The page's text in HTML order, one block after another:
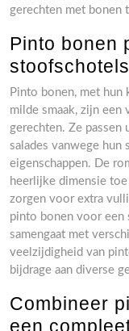
gerechten met bonen
Pinto bonen
Pinto bonen, met
milde smaak, zijn
gerechten. Ze
salades vanwege hun
eigenschappen. De
heerlijke dimensie
zorgen voor extra
pinto bonen voor een
samengaat met
veelzijdigheid van
bijdrage aan diverse
Combineer
een